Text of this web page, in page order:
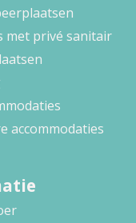
met privé sanitair
accommodaties